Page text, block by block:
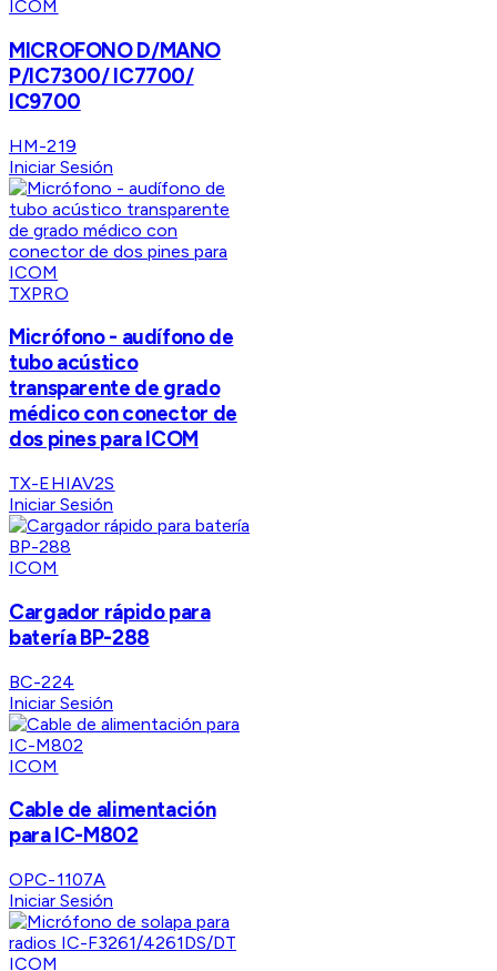
ICOM
MICROFONO D/MANO
P/IC7300/ IC7700/
IC9700
HM-219
Iniciar Sesión
TXPRO
Micrófono - audífono de
tubo acústico
transparente de grado
médico con conector de
dos pines para ICOM
TX-EHIAV2S
Iniciar Sesión
ICOM
Cargador rápido para
batería BP-288
BC-224
Iniciar Sesión
ICOM
Cable de alimentación
para IC-M802
OPC-1107A
Iniciar Sesión
ICOM